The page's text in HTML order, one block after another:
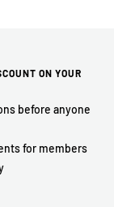
ON YOUR
before anyone
for members